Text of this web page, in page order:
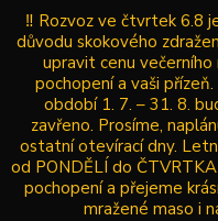
‼️ Rozvoz ve čtvrtek 6.8
důvodu skokového
upravit cenu večerního
pochopení a vaši
období 1. 7. – 31. 8.
zavřeno. Prosíme,
ostatní otevírací dny.
od PONDĚLÍ do
pochopení a přejeme
mražené maso i